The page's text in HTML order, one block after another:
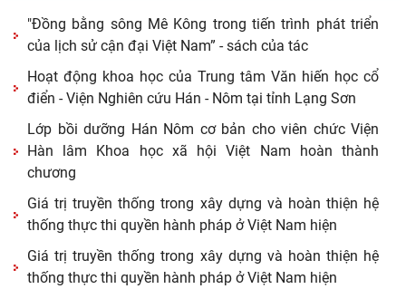
"Đồng bằng sông Mê Kông trong tiến trình phát triển
của lịch sử cận đại Việt Nam” - sách của tác
Hoạt động khoa học của Trung tâm Văn hiến học cổ
điển - Viện Nghiên cứu Hán - Nôm tại tỉnh Lạng Sơn
Lớp bồi dưỡng Hán Nôm cơ bản cho viên chức Viện
Hàn lâm Khoa học xã hội Việt Nam hoàn thành
chương
Giá trị truyền thống trong xây dựng và hoàn thiện hệ
thống thực thi quyền hành pháp ở Việt Nam hiện
Giá trị truyền thống trong xây dựng và hoàn thiện hệ
thống thực thi quyền hành pháp ở Việt Nam hiện